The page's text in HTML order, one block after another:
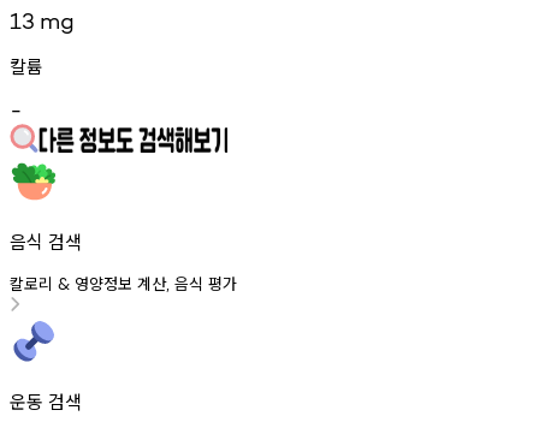
13 mg
칼륨
-
음식 검색
칼로리 & 영양정보 계산, 음식 평가
운동 검색